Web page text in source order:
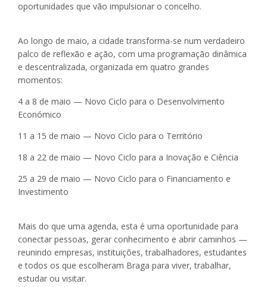
oportunidades que vão impulsionar o concelho.
Ao longo de maio, a cidade transforma-se num verdadeiro
palco de reflexão e ação, com uma programação dinâmica
e descentralizada, organizada em quatro grandes
momentos:
4 a 8 de maio — Novo Ciclo para o Desenvolvimento
Económico
11 a 15 de maio — Novo Ciclo para o Território
18 a 22 de maio — Novo Ciclo para a Inovação e Ciência
25 a 29 de maio — Novo Ciclo para o Financiamento e
Investimento
Mais do que uma agenda, esta é uma oportunidade para
conectar pessoas, gerar conhecimento e abrir caminhos —
reunindo empresas, instituições, trabalhadores, estudantes
e todos os que escolheram Braga para viver, trabalhar,
estudar ou visitar.